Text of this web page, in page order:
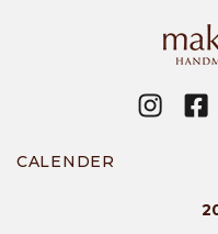
CALENDER